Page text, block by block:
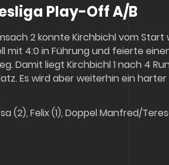
Play-Off A/B
2 konnte Kirchbichl vom Start
mit 4:0 in Führung und feierte
Damit liegt Kirchbichl 1 nach 4
Es wird aber weiterhin ein
(2), Felix (1), Doppel Manfred/